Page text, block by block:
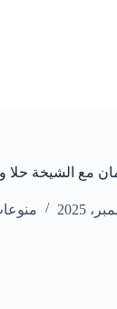
حلا وريم